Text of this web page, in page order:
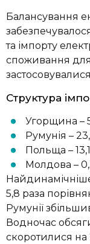
Балансування
та імпорту
споживання для
Структура
Угорщина –
Румунія –
Польща –
Молдова –
5,8 раза
Румунії
Водночас
скоротилися на